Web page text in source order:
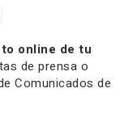
online de tu
de prensa o
Comunicados de